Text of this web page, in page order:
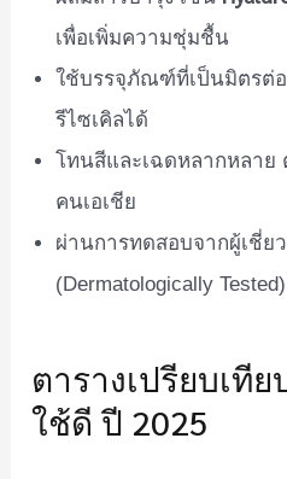
เพื่อเพิ่มความชุ่มชื้น
ใช้บรรจุภัณฑ์ที่เป็นมิตรต่
รีไซเคิลได้
โทนสีและเฉดหลากหลาย
คนเอเชีย
ผ่านการทดสอบจากผู้เชี่
(Dermatologically Tested)
ตารางเปรียบเที
ใช้ดี ปี 2025